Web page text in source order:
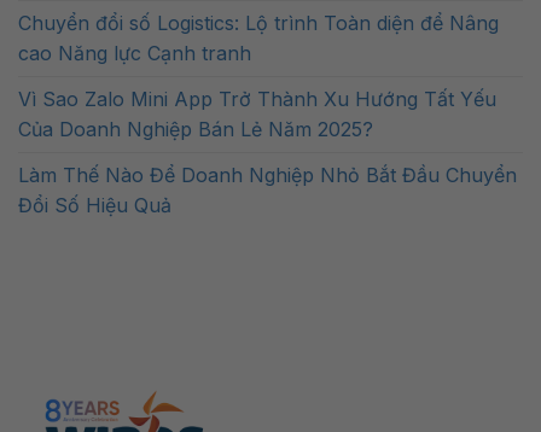
Chuyển đổi số Logistics: Lộ trình Toàn diện để Nâng
cao Năng lực Cạnh tranh
Vì Sao Zalo Mini App Trở Thành Xu Hướng Tất Yếu
Của Doanh Nghiệp Bán Lẻ Năm 2025?
Làm Thế Nào Để Doanh Nghiệp Nhỏ Bắt Đầu Chuyển
Đổi Số Hiệu Quả